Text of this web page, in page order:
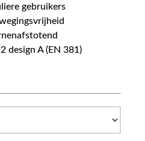
gebruikers
design A (EN 381)